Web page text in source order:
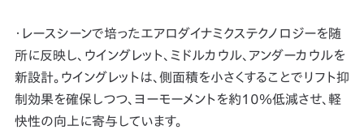
・レースシーンで培ったエアロダイナミクステクノロジーを随
所に反映し、ウイングレット、ミドルカウル、アンダーカウルを
新設計。ウイングレットは、側面積を小さくすることでリフト抑
制効果を確保しつつ、ヨーモーメントを約10％低減させ、軽
快性の向上に寄与しています。